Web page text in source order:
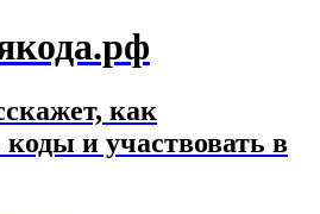
как
коды и участвовать в